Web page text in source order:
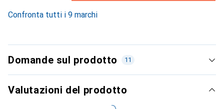
Confronta tutti i 9 marchi
Domande sul prodotto 11
Valutazioni del prodotto